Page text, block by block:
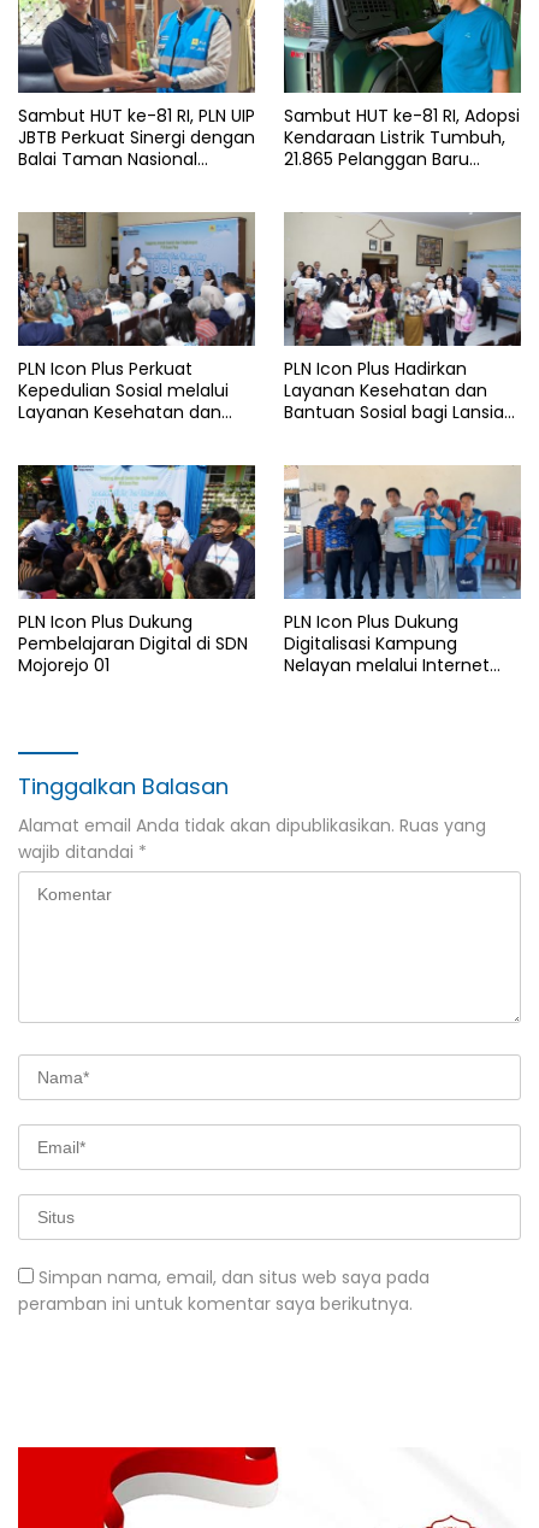
Sambut HUT ke-81 RI, PLN UIP
JBTB Perkuat Sinergi dengan
Balai Taman Nasional
kV Paiton–
Watudodol/Kalipuro
Sambut HUT ke-81 RI, Adopsi
Kendaraan Listrik Tumbuh,
21.865 Pelanggan Baru
PLN Icon Plus Perkuat
Kepedulian Sosial melalui
Layanan Kesehatan dan
PLN Icon Plus Hadirkan
Layanan Kesehatan dan
Bantuan Sosial bagi Lansia
PLN Icon Plus Dukung
Pembelajaran Digital di SDN
Mojorejo 01
PLN Icon Plus Dukung
Digitalisasi Kampung
Nelayan melalui Internet
Tinggalkan Balasan
Alamat email Anda tidak akan dipublikasikan. Ruas yang
wajib ditandai *
Simpan nama, email, dan situs web saya pada
peramban ini untuk komentar saya berikutnya.